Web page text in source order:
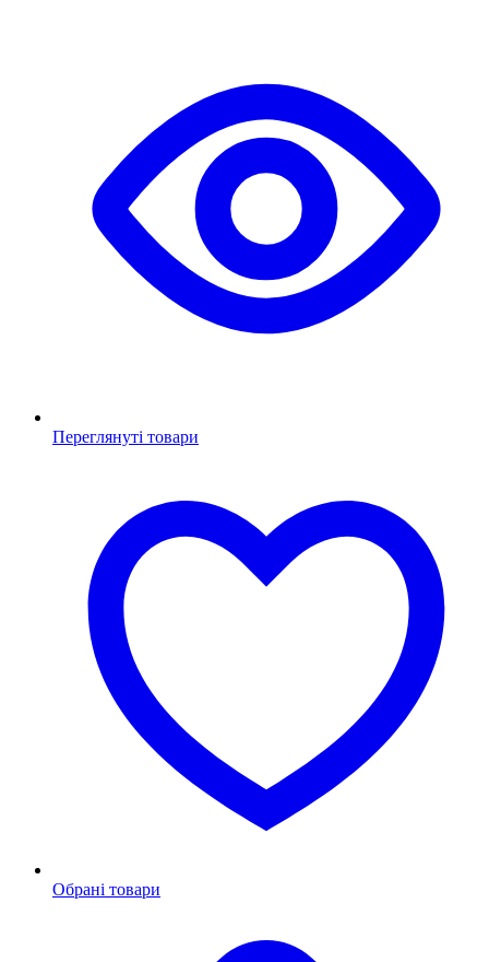
Переглянуті товари
Обрані товари